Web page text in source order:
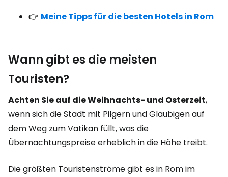
👉 Meine Tipps für die besten Hotels in Rom
Wann gibt es die meisten
Touristen?
Achten Sie auf die Weihnachts- und Osterzeit,
wenn sich die Stadt mit Pilgern und Gläubigen auf
dem Weg zum Vatikan füllt, was die
Übernachtungspreise erheblich in die Höhe treibt.
Die größten Touristenströme gibt es in Rom im